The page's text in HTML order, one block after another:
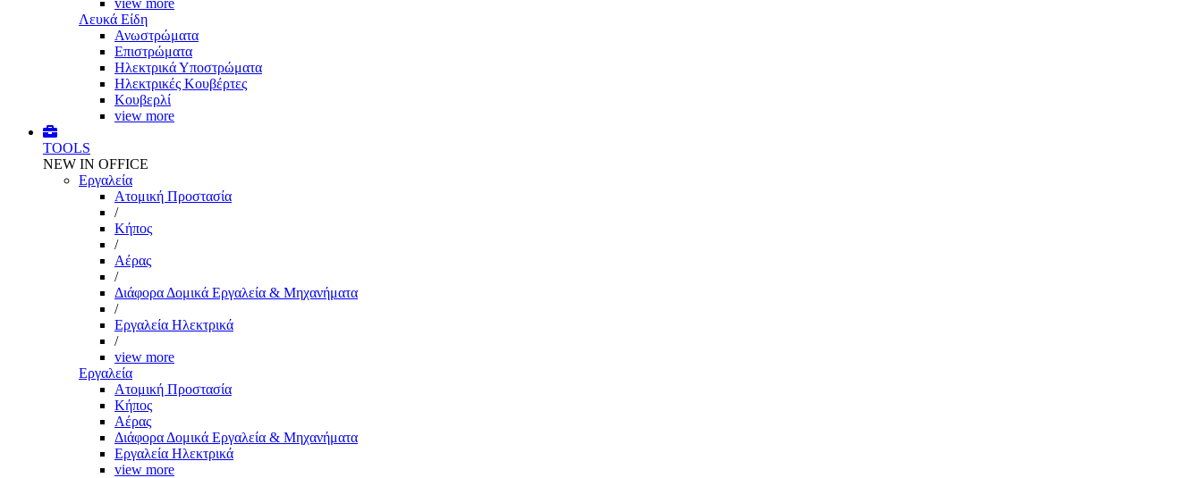
view more
Λευκά Είδη
Ανωστρώματα
Επιστρώματα
Ηλεκτρικά Υποστρώματα
Ηλεκτρικές Κουβέρτες
Κουβερλί
view more
TOOLS
NEW IN OFFICE
Εργαλεία
Aτομική Προστασία
/
Kήπος
/
Αέρας
/
Διάφορα Δομικά Εργαλεία & Μηχανήματα
/
Εργαλεία Ηλεκτρικά
/
view more
Εργαλεία
Aτομική Προστασία
Kήπος
Αέρας
Διάφορα Δομικά Εργαλεία & Μηχανήματα
Εργαλεία Ηλεκτρικά
view more